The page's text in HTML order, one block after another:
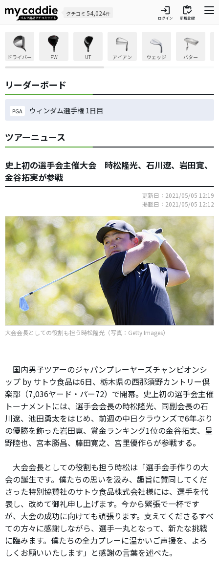
クチコミ 54,024件 login
ログイン
inventory
新規登録
ドライバー FW UT アイアン ウェッジ パター
リーダーボード
PGA ウィンダム選手権 1日目
ツアーニュース
史上初の選手会主催大会 時松隆光、石川遼、岩田寛、
金谷拓実が参戦
更新日：2021/05/05 12:19
掲載日：2021/05/05 12:12
大会会長としての役割も担う時松隆光（写真：Getty Images）
国内男子ツアーのジャパンプレーヤーズチャンピオンシ
ップ by サトウ食品は6日、栃木県の西那須野カントリー倶
楽部（7,036ヤード・パー72）で開幕。史上初の選手会主催
トーナメントには、選手会会長の時松隆光、同副会長の石
川遼、池田勇太をはじめ、前週の中日クラウンズで6年ぶり
の優勝を飾った岩田寛、賞金ランキング1位の金谷拓実、星
野陸也、宮本勝昌、藤田寛之、宮里優作らが参戦する。
大会会長としての役割も担う時松は「選手会手作りの大
会の誕生です。僕たちの思いを汲み、趣旨に賛同してくだ
さった特別協賛社のサトウ食品株式会社様には、選手を代
表し、改めて御礼申し上げます。今から緊張で一杯です
が、大会の成功に向けても頑張ります。支えてくださるすべ
ての方々に感謝しながら、選手一丸となって、新たな挑戦
に臨みます。僕たちの全力プレーに温かいご声援を、よろ
しくお願いいたします」と感謝の言葉を述べた。